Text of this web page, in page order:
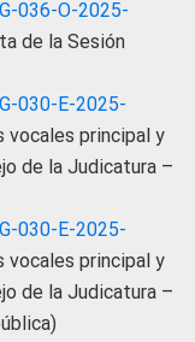
036-O-2025-
de la Sesión
030-E-2025-
vocales principal y
de la Judicatura –
030-E-2025-
vocales principal y
de la Judicatura –